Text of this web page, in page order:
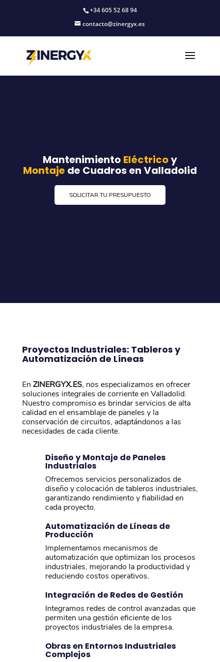
+34 605 52 68 94
contacto@zinergyx.es
Mantenimiento Eléctricoy
Montaje de Cuadros en Valladolid
SOLICITAR TU PRESUPUESTO
Proyectos Industriales: Tableros y
Automatización de Líneas
En ZINERGYX.ES, nos especializamos en ofrecer
soluciones integrales de corriente en Valladolid.
Nuestro compromiso es brindar servicios de alta
calidad en el ensamblaje de paneles y la
conservación de circuitos, adaptándonos a las
necesidades de cada cliente.
Diseño y Montaje de Paneles
Industriales
Ofrecemos servicios personalizados de
diseño y colocación de tableros industriales,
garantizando rendimiento y fiabilidad en
cada proyecto.
Automatización de Líneas de
Producción
Implementamos mecanismos de
automatización que optimizan los procesos
industriales, mejorando la productividad y
reduciendo costos operativos.
Integración de Redes de Gestión
Integramos redes de control avanzadas que
permiten una gestión eficiente de los
proyectos industriales de la empresa.
Obras en Entornos Industriales
Complejos